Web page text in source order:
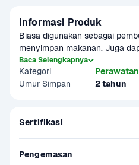
Informasi Produk
Biasa digunakan sebagai
menyimpan makanan. Juga
makanan seperti dipanggang
terverifikasi halal
Baca Selengkapnya
Kategori
Umur Simpan
2 tahun
Sertifikasi
Pengemasan